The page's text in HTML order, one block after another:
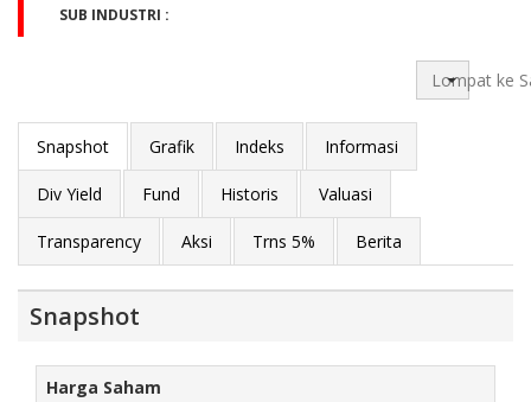
SUB INDUSTRI :
Lompat ke
Snapshot Grafik Indeks Informasi
Div Yield Fund Historis Valuasi
Transparency Aksi Trns 5% Berita
Snapshot
Harga Saham